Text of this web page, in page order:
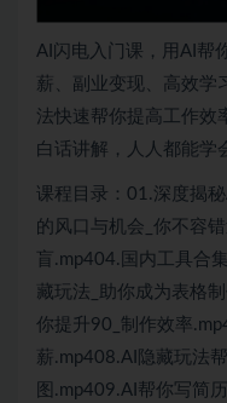
AI闪电入门课，用AI帮
薪、副业变现、高效学
法快速帮你提高工作效
白话讲解，人人都能学
课程目录：01.深度揭
的风口与机会_你不容
盲.mp404.国内工具合
藏玩法_助你成为表格
你提升90_制作效率
薪.mp408.AI隐藏玩法
图.mp409.AI帮你写简